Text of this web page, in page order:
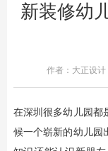
新装修幼
作者：大正设
在深圳很多幼儿园都
候一个崭新的幼儿园